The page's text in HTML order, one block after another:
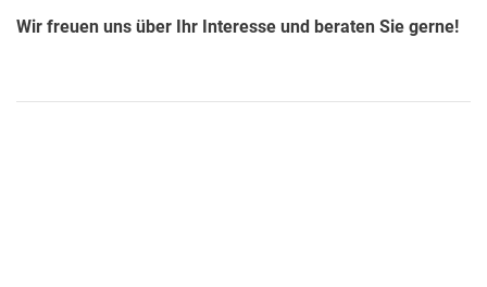
Wir freuen uns über Ihr Interesse und beraten Sie gerne!